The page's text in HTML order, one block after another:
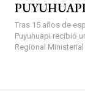
Tras 15 años de
Puyuhuapi recibió
Regional Ministerial